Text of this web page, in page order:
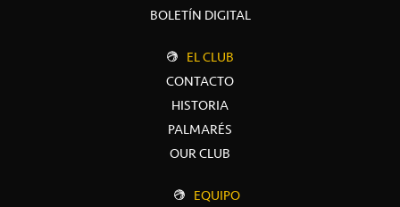
BOLETÍN DIGITAL
EL CLUB
CONTACTO
HISTORIA
PALMARÉS
OUR CLUB
EQUIPO